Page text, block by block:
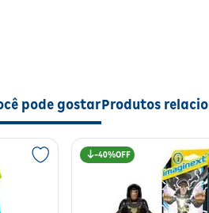
pode gostarProdutos
40%